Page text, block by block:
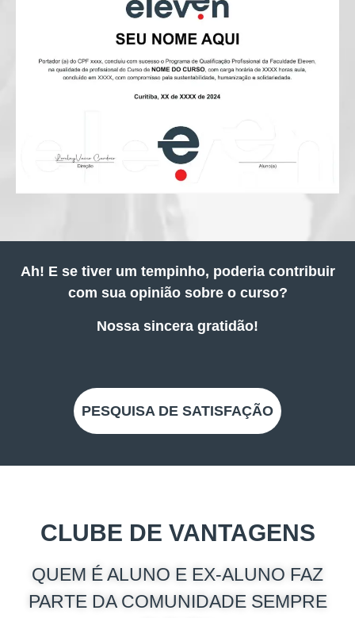
Ah! E se tiver um tempinho, poderia contribuir
com sua opinião sobre o curso?
Nossa sincera gratidão!
PESQUISA DE SATISFAÇÃO
CLUBE DE VANTAGENS
QUEM É ALUNO E EX-ALUNO FAZ
PARTE DA COMUNIDADE SEMPRE